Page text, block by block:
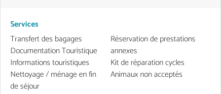
Services
Transfert des bagages
Documentation Touristique
Informations touristiques
Nettoyage / ménage en fin
de séjour
Réservation de prestations
annexes
Kit de réparation cycles
Animaux non acceptés